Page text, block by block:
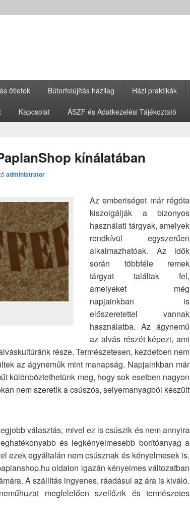
ötletek Bútorfelújítás házilag Házi praktikák
Kapcsolat ÁSZF és Adatkezelési Tájékoztató
kínálatában
administrator
Az emberiséget már régóta
kiszolgálják a bizonyos
használati tárgyak, amelyek
rendkívül egyszerűen
alkalmazhatóak. Az idők
során többféle remek
tárgyat találtak fel,
amelyeket még
napjainkban is
előszeretettel vannak
használatba. Az ágynemű
az alvás részét képezi, ami
része. Természetesen, kezdetben nem
az ágyneműk mint manapság. Napjainkban már
különböztethetünk meg, hogy sok esetben nagyon
nem szeretik a csúszós, selyemanyagból készült
választás, mivel ez is csúszik és nem annyira
és legkényelmesebb borítóanyag a
ezek egyáltalán nem csúsznak és kényelmesek is.
oldalon igazán kényelmes változatban
A szállítás ingyenes, ráadásul az ára is kiváló.
megfelelően szellőzik és természetes